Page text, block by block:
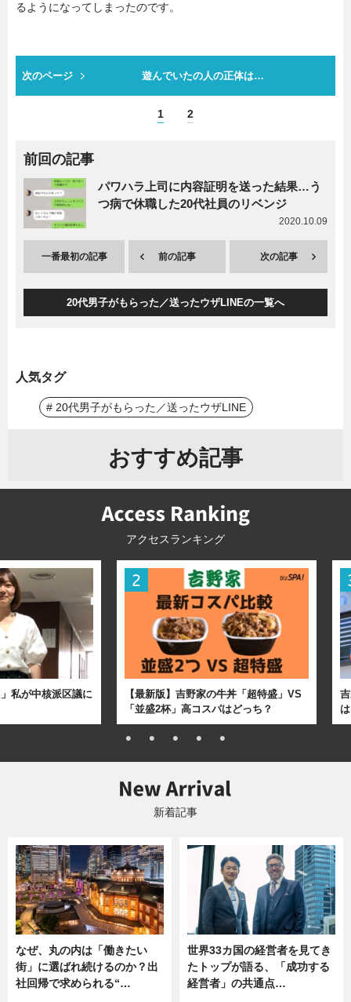
るようになってしまったのです。
次のページ 遊んでいたの人の正体は…
1 2
前回の記事
パワハラ上司に内容証明を送った結果…う
つ病で休職した20代社員のリベンジ
2020.10.09
一番最初の記事 前の記事 次の記事
20代男子がもらった／送ったウザLINEの一覧へ
人気タグ
# 20代男子がもらった／送ったウザLINE
おすすめ記事
アクセスランキング
私が中核派区議に
【最新版】吉野家の牛丼「超特盛」VS
「並盛2杯」高コスパはどっち？
新着記事
なぜ、丸の内は「働きたい
街」に選ばれ続けるのか？出
社回帰で求められる“…
世界33カ国の経営者を見てき
たトップが語る、「成功する
経営者」の共通点…